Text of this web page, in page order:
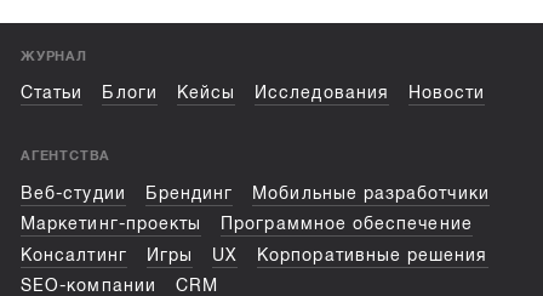
ЖУРНАЛ
Статьи Блоги Кейсы Исследования Новости
АГЕНТСТВА
Веб-студии Брендинг
Мобильные разработчики
Маркетинг-проекты
Программное обеспечение
Консалтинг
Игры UX
Корпоративные решения
SEO-компании
CRM